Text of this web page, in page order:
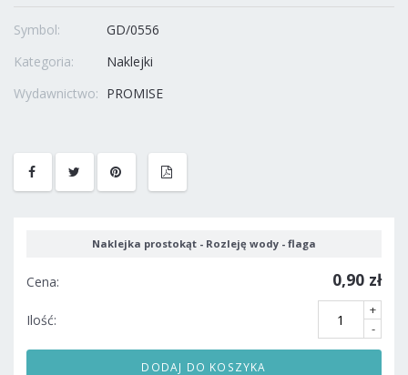
Symbol:
GD/0556
Kategoria:
Naklejki
Wydawnictwo: PROMISE
Naklejka prostokąt - Rozleję wody - flaga
Cena: 0,90 zł
Ilość:
+
-
DODAJ DO KOSZYKA